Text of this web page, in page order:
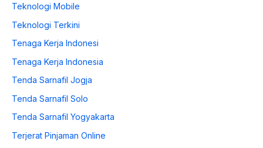
Teknologi Mobile
Teknologi Terkini
Tenaga Kerja Indonesi
Tenaga Kerja Indonesia
Tenda Sarnafil Jogja
Tenda Sarnafil Solo
Tenda Sarnafil Yogyakarta
Terjerat Pinjaman Online